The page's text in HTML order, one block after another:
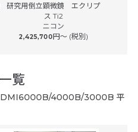
研究用倒立顕微鏡 エクリプ
ス Ti2
ニコン
2,425,700円〜 (税別)
覧
DMI6000B/4000B/3000B 平